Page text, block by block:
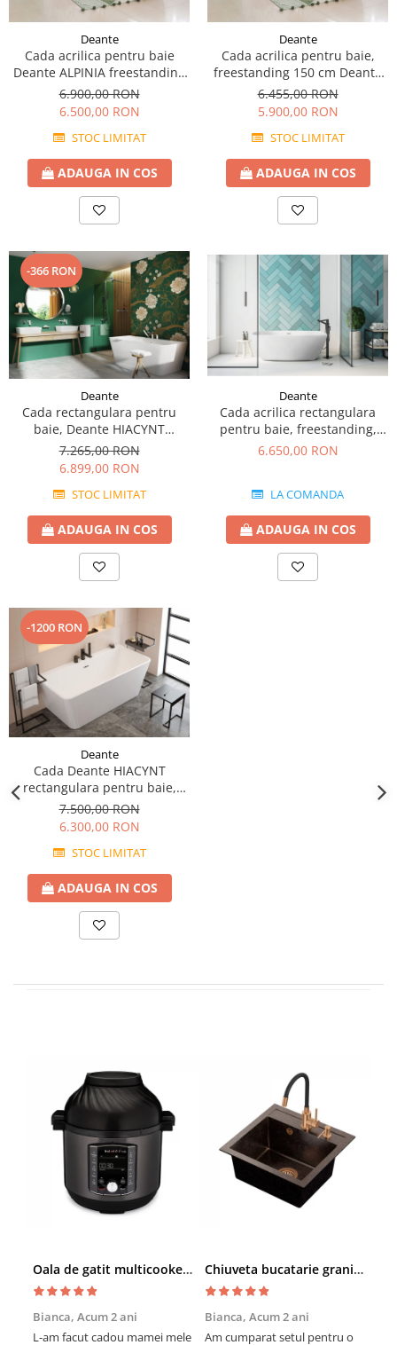
Accesorii chiuvete bucatarie
Gratar protectie chiuveta
Scurgator farfurii
Suporti burete
Tocatoare lemn si sticla
Sisteme de scurgere si cleme
Tavita scurgere vase/legume/fructe
Dispenser detergent
Rasnite de cafea
Roboti de bucatarie
Spumarea laptelui
Combine frigorifice
Espressoare cafea
Aparate de gatit-aragazuri
Masina de spalat vase
Accesorii
Termostate si senzori Livolo
Sonerii electrice
Construieste singur
Panouri si rame
Deante
Cada acrilica pentru baie
Deante ALPINIA freestanding
170 cm
6.900,00 RON
6.500,00 RON
STOC LIMITAT
ADAUGA IN COS
Deante
Cada acrilica pentru baie,
freestanding 150 cm Deante
ALPINIA
6.455,00 RON
5.900,00 RON
STOC LIMITAT
ADAUGA IN COS
-366 RON
Deante
Cada rectangulara pentru
baie, Deante HIACYNT
freestanding, 170 cm
7.265,00 RON
6.899,00 RON
STOC LIMITAT
ADAUGA IN COS
Deante
Cada acrilica rectangulara
pentru baie, freestanding,
150 cm Deante ANEMON
6.650,00 RON
LA COMANDA
ADAUGA IN COS
-1200 RON
Deante
Cada Deante HIACYNT
rectangulara pentru baie,
freestanding, 160 cm
7.500,00 RON
6.300,00 RON
STOC LIMITAT
ADAUGA IN COS
Oala de gatit multicooker 11 functii Instant Pot Pro Crisp 8 + Air Fryer 7.6 lt
Bianca, Acum 2 ani
L-am facut cadou mamei mele
Chiuveta bucatarie granit cu finisaj negru perlat/cupru Steingran Art Copper cu dozator si baterie Quadron
Bianca, Acum 2 ani
Am cumparat setul pentru o